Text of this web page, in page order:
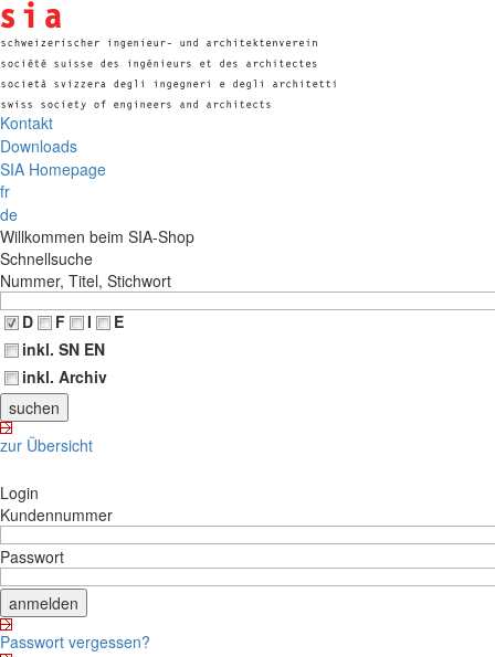
Kontakt
Downloads
SIA Homepage
fr
de
Willkommen beim SIA-Shop
Schnellsuche
Nummer, Titel, Stichwort
D
F I
E
inkl. SN EN
inkl. Archiv
zur Übersicht
Login
Kundennummer
Passwort
Passwort vergessen?